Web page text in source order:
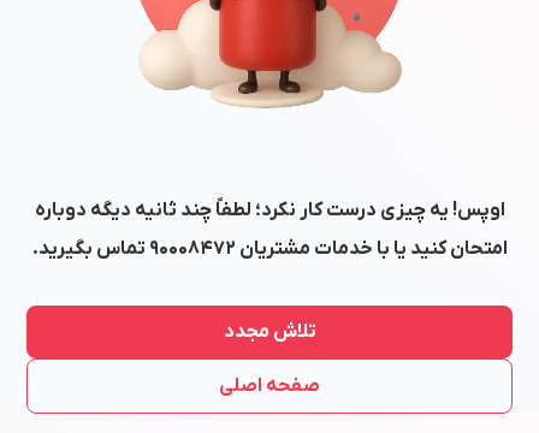
اوپس! یه چیزی درست کار نکرد؛ لطفاً چند ثانیه دیگه دوباره
امتحان کنید یا با خدمات مشتریان ۹۰۰۰۸۴۷۲ تماس بگیرید.
تلاش مجدد
صفحه اصلی